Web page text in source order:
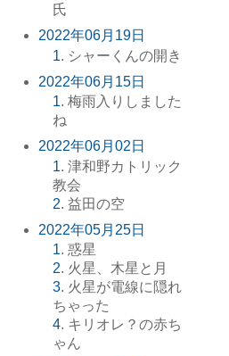
氏
2022年06月19日
1. シャーくんの開き
2022年06月15日
1. 梅雨入りしました
ね
2022年06月02日
1. 津和野カトリック
教会
2. 益田の空
2022年05月25日
1. 惑星
2. 火星、木星と月
3. 火星が電線に隠れ
ちゃった
4. キリオレ？の赤ち
ゃん